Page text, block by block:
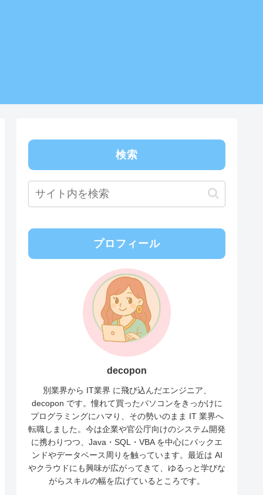
検索
プロフィール
decopon
別業界から IT業界 に飛び込んだエンジニア、
decopon です。憧れて買ったパソコンをきっかけに
プログラミングにハマり、その勢いのまま IT 業界へ
転職しました。今は企業や官公庁向けのシステム開発
に携わりつつ、Java・SQL・VBA を中心にバックエ
ンドやデータベース周りを触っています。最近は AI
やクラウドにも興味が広がってきて、ゆるっと学びな
がらスキルの幅を広げているところです。